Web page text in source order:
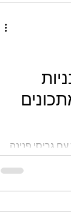
גריסי פנינה